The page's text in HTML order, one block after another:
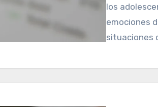
los
emociones
situaciones